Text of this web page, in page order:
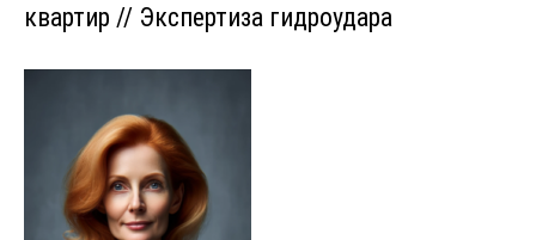
квартир // Экспертиза гидроудара